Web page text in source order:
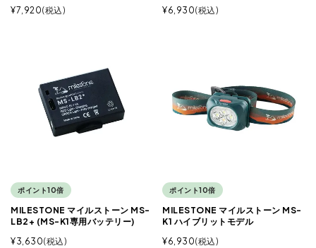
¥7,920 税込
¥6,930 税込
ポイント10倍
MILESTONE マイルストーン MS-
LB2+ (MS-K1専用バッテリー)
¥3,630 税込
ポイント10倍
MILESTONE マイルストーン MS-
K1 ハイブリットモデル
¥6,930 税込